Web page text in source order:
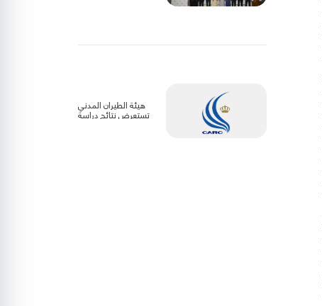
هيئة الطيران المدني
تستعرض نتائج دراسة
وقود الطيران المستدام